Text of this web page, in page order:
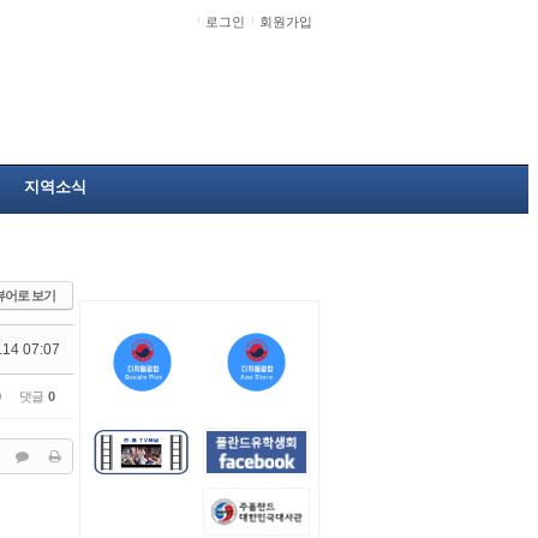
로그인 회원가입
지역소식
어로 보기
07:07
댓글 0